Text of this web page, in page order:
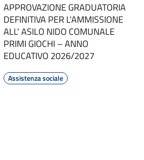
APPROVAZIONE GRADUATORIA
DEFINITIVA PER L'AMMISSIONE
ALL' ASILO NIDO COMUNALE
PRIMI GIOCHI – ANNO
EDUCATIVO 2026/2027
Assistenza sociale